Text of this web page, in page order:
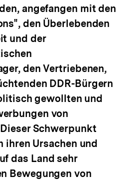
angefangen mit den
den Überlebenden
und der
den Vertriebenen,
DDR-Bürgern
gewollten und
von
Schwerpunkt
ihren Ursachen und
das Land sehr
Bewegungen von